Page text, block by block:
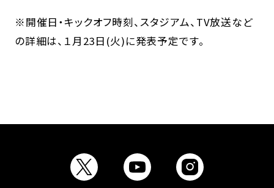
※開催日・キックオフ時刻、スタジアム、TV放送など
の詳細は、１月23日(火)に発表予定です。